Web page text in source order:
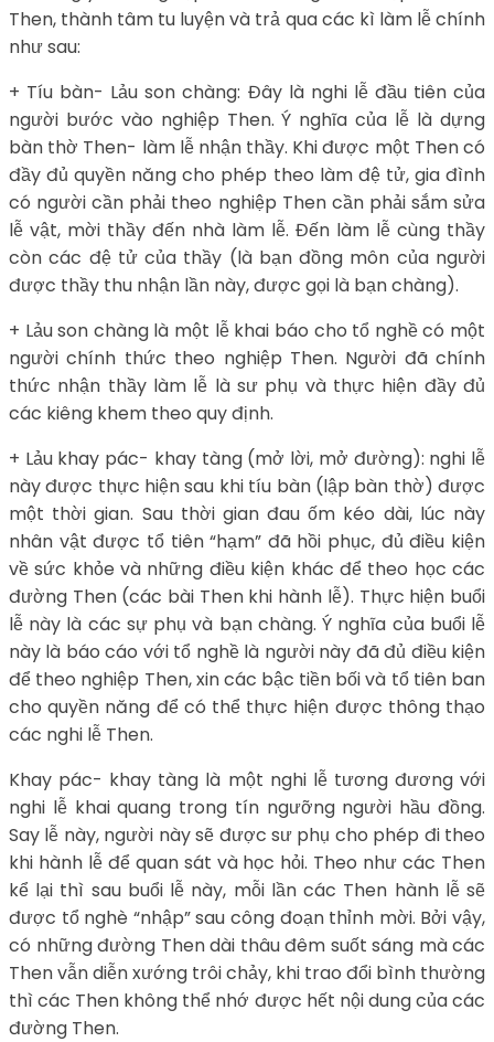
Then, thành tâm tu luyện và trả qua các kì làm lễ chính
như sau:
+ Tíu bàn- Lảu son chàng: Đây là nghi lễ đầu tiên của
người bước vào nghiệp Then. Ý nghĩa của lễ là dựng
bàn thờ Then- làm lễ nhận thầy. Khi được một Then có
đầy đủ quyền năng cho phép theo làm đệ tử, gia đình
có người cần phải theo nghiệp Then cần phải sắm sửa
lễ vật, mời thầy đến nhà làm lễ. Đến làm lễ cùng thầy
còn các đệ tử của thầy (là bạn đồng môn của người
được thầy thu nhận lần này, được gọi là bạn chàng).
+ Lảu son chàng là một lễ khai báo cho tổ nghề có một
người chính thức theo nghiệp Then. Người đã chính
thức nhận thầy làm lễ là sư phụ và thực hiện đầy đủ
các kiêng khem theo quy định.
+ Lảu khay pác- khay tàng (mở lời, mở đường): nghi lễ
này được thực hiện sau khi tíu bàn (lập bàn thờ) được
một thời gian. Sau thời gian đau ốm kéo dài, lúc này
nhân vật được tổ tiên “hạm” đã hồi phục, đủ điều kiện
về sức khỏe và những điều kiện khác để theo học các
đường Then (các bài Then khi hành lễ). Thực hiện buổi
lễ này là các sự phụ và bạn chàng. Ý nghĩa của buổi lễ
này là báo cáo với tổ nghề là người này đã đủ điều kiện
để theo nghiệp Then, xin các bậc tiền bối và tổ tiên ban
cho quyền năng để có thể thực hiện được thông thạo
các nghi lễ Then.
Khay pác- khay tàng là một nghi lễ tương đương với
nghi lễ khai quang trong tín ngưỡng người hầu đồng.
Say lễ này, người này sẽ được sư phụ cho phép đi theo
khi hành lễ để quan sát và học hỏi. Theo như các Then
kể lại thì sau buổi lễ này, mỗi lần các Then hành lễ sẽ
được tổ nghè “nhập” sau công đoạn thỉnh mời. Bởi vậy,
có những đường Then dài thâu đêm suốt sáng mà các
Then vẫn diễn xướng trôi chảy, khi trao đổi bình thường
thì các Then không thể nhớ được hết nội dung của các
đường Then.